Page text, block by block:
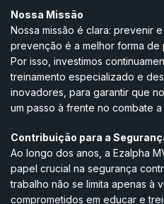
Nossa Missão
Nossa missão é clara: prevenir
prevenção é a melhor forma de
Por isso, investimos
treinamento especializado e
inovadores, para garantir que
um passo à frente no combate
Contribuição para a
Ao longo dos anos, a Ezalpha
papel crucial na segurança
trabalho não se limita apenas à
comprometidos em educar e